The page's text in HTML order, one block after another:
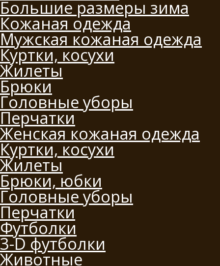
Большие размеры зима
Кожаная одежда
Мужская кожаная одежда
Куртки, косухи
Жилеты
Брюки
Головные уборы
Перчатки
Женская кожаная одежда
Куртки, косухи
Жилеты
Брюки, юбки
Головные уборы
Перчатки
Футболки
3-D футболки
Животные